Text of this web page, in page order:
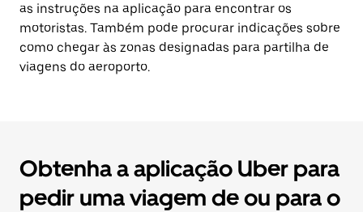
as instruções na aplicação para encontrar os
motoristas. Também pode procurar indicações sobre
como chegar às zonas designadas para partilha de
viagens do aeroporto.
Obtenha a aplicação Uber para
pedir uma viagem de ou para o